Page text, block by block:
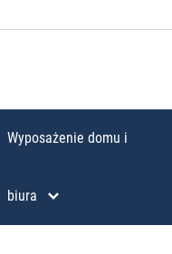
Wyposażenie domu i
biura